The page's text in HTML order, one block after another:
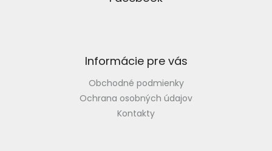
i
k
v
ý
p
i
Informácie pre vás
Obchodné podmienky
Ochrana osobných údajov
Kontakty